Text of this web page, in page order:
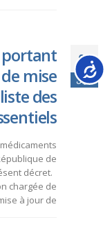
03
أبريل
portant
mise
des
de
décret.
chargée de
à jour de...